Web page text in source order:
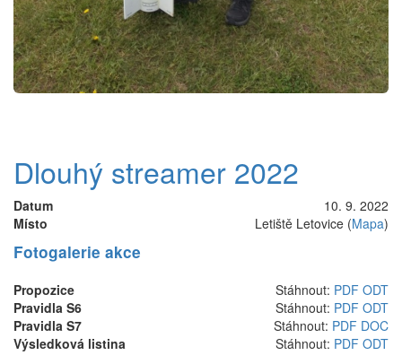
Dlouhý streamer 2022
Datum
10. 9. 2022
Místo
Letiště Letovice (Mapa)
Fotogalerie akce
Propozice Stáhnout: PDF ODT
Pravidla S6
Stáhnout: PDF ODT
Pravidla S7
Stáhnout: PDF DOC
Výsledková listina
Stáhnout: PDF ODT